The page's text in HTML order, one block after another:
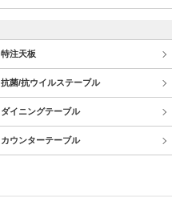
特注天板
抗菌/抗ウイルステーブル
ダイニングテーブル
カウンターテーブル